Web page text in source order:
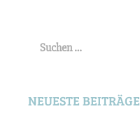
nach:
NEUESTE BEITRÄGE